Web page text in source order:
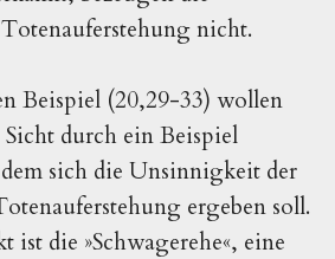
nicht.
Beispiel (20,29-33) wollen
Sicht durch ein Beispiel
sich die Unsinnigkeit der
ergeben soll.
ist die »Schwagerehe«, eine